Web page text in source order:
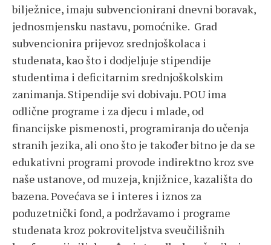
bilježnice, imaju subvencionirani dnevni boravak,
jednosmjensku nastavu, pomoćnike. Grad
subvencionira prijevoz srednjoškolaca i
studenata, kao što i dodjeljuje stipendije
studentima i deficitarnim srednjoškolskim
zanimanja. Stipendije svi dobivaju. POU ima
odlične programe i za djecu i mlade, od
financijske pismenosti, programiranja do učenja
stranih jezika, ali ono što je također bitno je da se
edukativni programi provode indirektno kroz sve
naše ustanove, od muzeja, knjižnice, kazališta do
bazena. Povećava se i interes i iznos za
poduzetnički fond, a podržavamo i programe
studenata kroz pokroviteljstva sveučilišnih